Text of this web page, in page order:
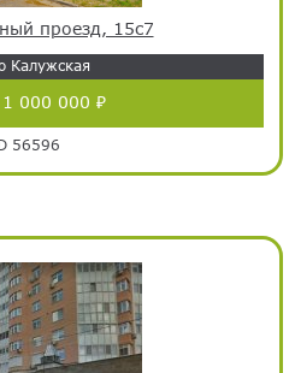
проезд, 15с7
Калужская
1 000 000 ₽
56596